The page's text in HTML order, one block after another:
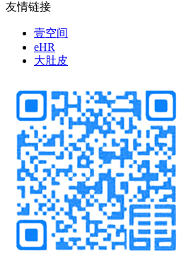
友情链接
壹空间
eHR
大肚皮